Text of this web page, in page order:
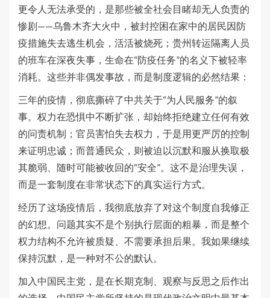
更令人无法承受的，是那些被全社会目睹却无人负责的
惨剧——乌鲁木齐大火中，被封控困在家中的居民因防
疫措施失去逃生机会，活活被烧死；贵州转运隔离人员
的班车在深夜失事，生命在“防疫任务”的名义下被轻率
消耗。这些并非偶发事故，而是制度逻辑的必然结果：
三年的疫情，彻底撕碎了中共关于“为人民服务”的叙
事。权力在恐惧中不断扩张，却始终拒绝建立任何有效
的问责机制；官员害怕失去权力，于是用更严厉的控制
来证明忠诚；而普通民众，则被迫以沉默和服从换取极
其脆弱、随时可能被收回的“安全”。这不是治理失误，
而是一套制度在非常状态下的真实运行方式。
经历了这场疫情后，我彻底放弃了对这个制度自我修正
的幻想。问题其实不是个别执行层面的粗暴，而是整个
权力结构不允许被质疑、不需要承担后果。我如果继续
保持沉默，是一种对不公的默认。
加入中国民主党，是在长期克制、观察与反思之后作出